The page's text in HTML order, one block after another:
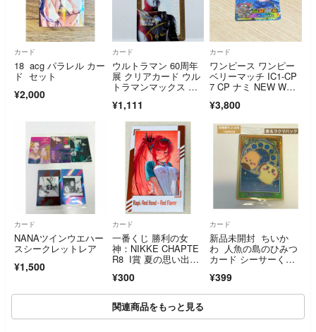
カード
18 acg パラレル カー
ド セット
¥2,000
カード
ウルトラマン 60周年
展 クリアカード ウル
トラマンマックス 入
¥1,111
カード
ワンピース ワンピー
ベリーマッチ IC1-CP
7 CP ナミ NEW WOR
¥3,800
カード
NANAツインウエハー
スシークレットレア
¥1,500
カード
一番くじ 勝利の女
神：NIKKE CHAPTE
R8 I賞 夏の思い出フ
ッドフード レッドフ
レーバー
¥300
カード
新品未開封 ちいか
わ 人魚の島のひみつ
カード シーサーくり
¥399
関連商品をもっと見る